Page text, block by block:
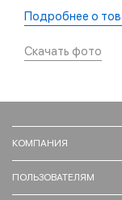
Подробнее о
Скачать фото
КОМПАНИЯ
ПОЛЬЗОВАТЕЛЯМ